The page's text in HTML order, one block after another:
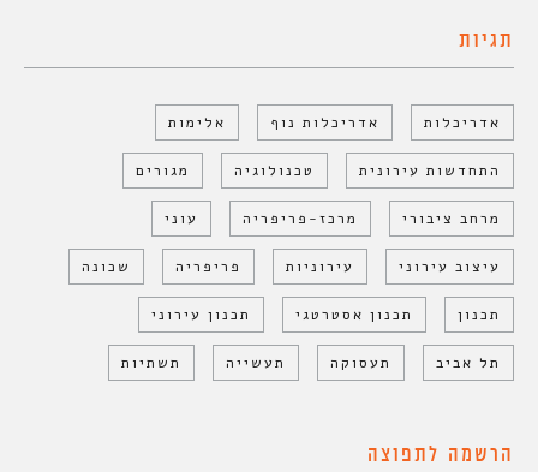
תגיות
אדריכלות אדריכלות נוף אלימות
התחדשות עירונית טכנולוגיה מגורים
מרחב ציבורי מרכז-פריפריה עוני
עיצוב עירוני עירוניות פריפריה שכונה
תכנון תכנון אסטרטגי תכנון עירוני
תל אביב תעסוקה תעשייה תשתיות
הרשמה לתפוצה